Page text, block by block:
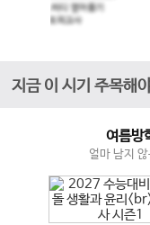
메가스터디 영어듣기
모의고사
이전 슬라이드
지금 이 시기 주목해
여름방
얼마 남지